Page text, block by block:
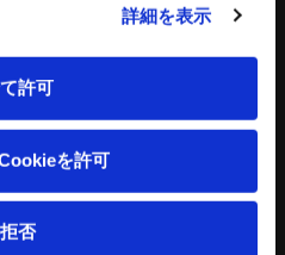
詳細を表示
許可
を許可
拒否
タワークレーン - ビルマンシリーズ
特殊機械